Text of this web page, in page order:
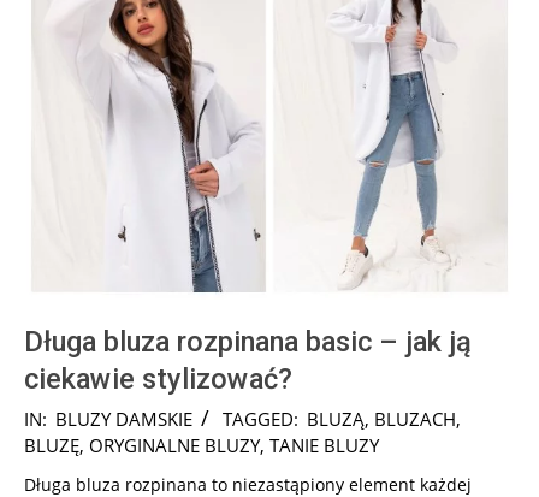
Długa bluza rozpinana basic – jak ją
ciekawie stylizować?
2024-
12-
IN: BLUZY DAMSKIE TAGGED: BLUZĄ, BLUZACH,
BLUZĘ, ORYGINALNE BLUZY, TANIE BLUZY
Długa bluza rozpinana to niezastąpiony element każdej